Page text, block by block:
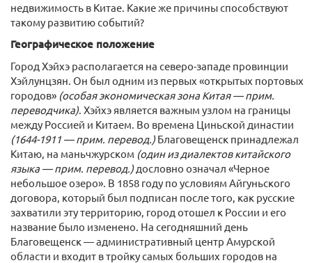
недвижимость в Китае. Какие же причины способствуют
такому развитию событий?
Географическое положение
Город Хэйхэ располагается на северо-западе провинции
Хэйлунцзян. Он был одним из первых «открытых портовых
городов» (особая экономическая зона Китая — прим.
переводчика). Хэйхэ является важным узлом на границы
между Россией и Китаем. Во времена Циньской династии
(1644-1911 — прим. перевод.)Благовещенск принадлежал
Китаю, на маньчжурском (один из диалектов китайского
языка — прим. перевод.)дословно означал «Черное
небольшое озеро». В 1858 году по условиям Айгуньского
договора, который был подписан после того, как русские
захватили эту территорию, город отошел к России и его
название было изменено. На сегодняшний день
Благовещенск — административный центр Амурской
области и входит в тройку самых больших городов на